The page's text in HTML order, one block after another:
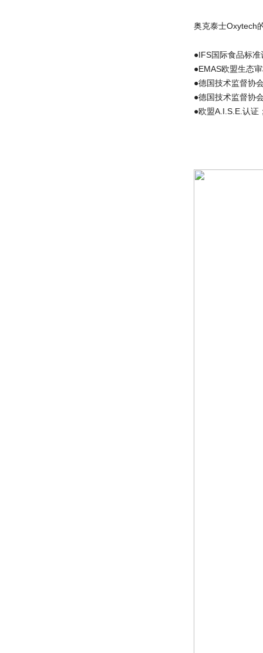
奥克泰士Oxytech
●IFS国际食品标准
●EMAS欧盟生态
●德国技术监督协
●德国技术监督协
●欧盟A.I.S.E.认证